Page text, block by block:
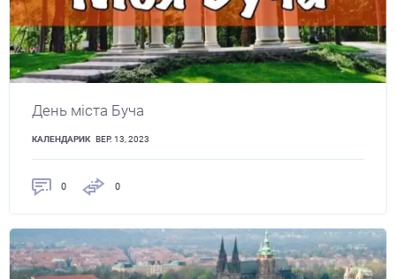
День міста Буча
КАЛЕНДАРИК ВЕР. 13, 2023
0 0